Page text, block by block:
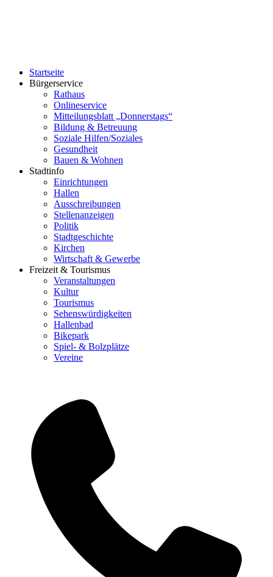
Startseite
Bürgerservice
Rathaus
Onlineservice
Mitteilungsblatt „Donnerstags“
Bildung & Betreuung
Soziale Hilfen/Soziales
Gesundheit
Bauen & Wohnen
Stadtinfo
Einrichtungen
Hallen
Ausschreibungen
Stellenanzeigen
Politik
Stadtgeschichte
Kirchen
Wirtschaft & Gewerbe
Freizeit & Tourismus
Veranstaltungen
Kultur
Tourismus
Sehenswürdigkeiten
Hallenbad
Bikepark
Spiel- & Bolzplätze
Vereine